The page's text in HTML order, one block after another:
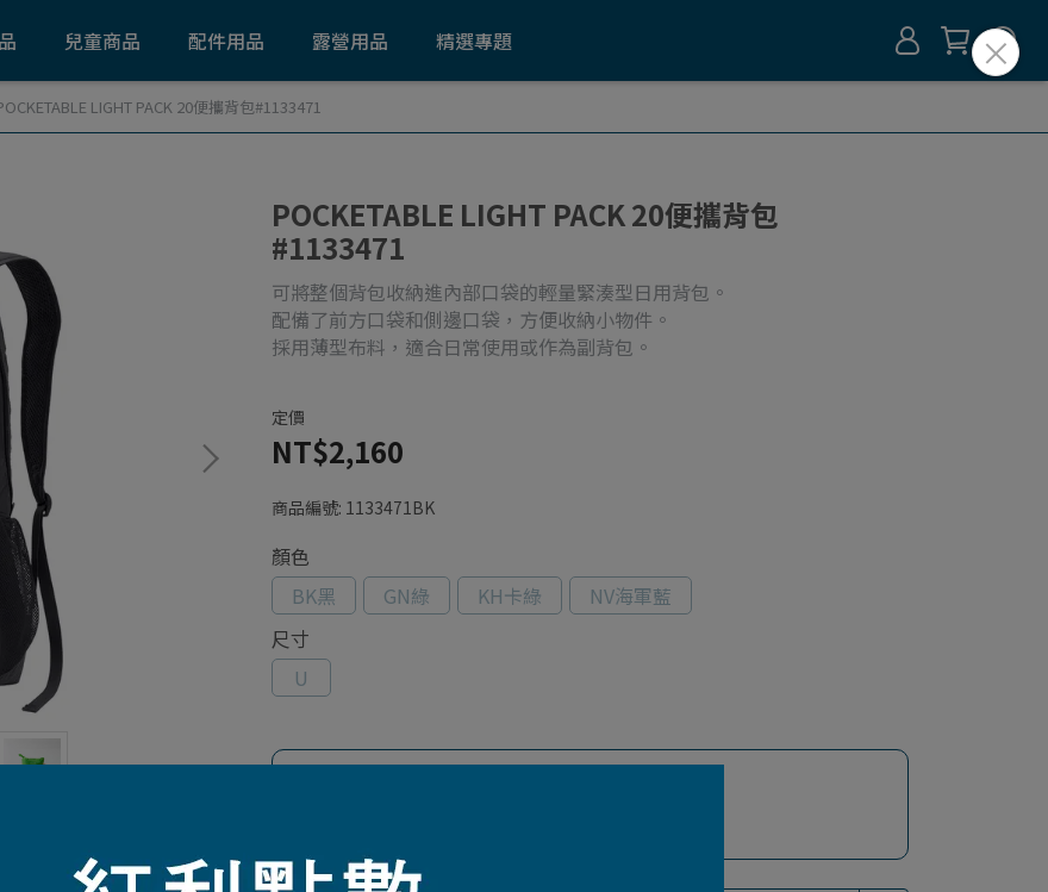
兒童商品 配件用品 露營用品 精選專題
LIGHT PACK 20便攜背包#1133471
POCKETABLE LIGHT PACK 20便攜背包
#1133471
可將整個背包收納進內部口袋的輕量緊湊型日用背包。
配備了前方口袋和側邊口袋，方便收納小物件。
採用薄型布料，適合日常使用或作為副背包。
定價
NT$2,160
商品編號: 1133471BK
顏色
BK黑
GN綠 KH卡綠
NV海軍藍
尺寸
U